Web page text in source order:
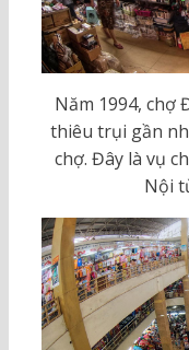
Năm 1994, chợ
thiêu trụi gần
chợ. Đây là vụ
Nội